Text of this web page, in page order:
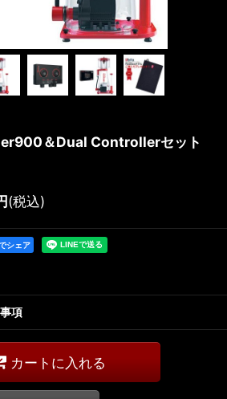
＆Dual Controllerセット
(税込)
シェア
項
カートに入れる